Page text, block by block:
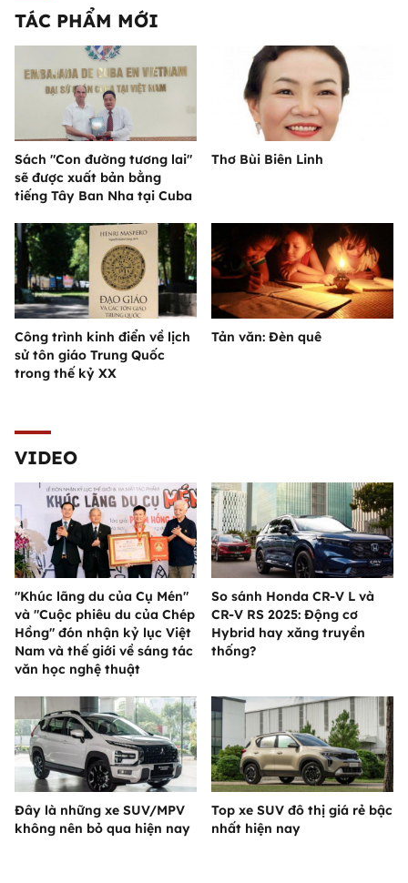
TÁC PHẨM MỚI
Sách "Con đường tương lai"
sẽ được xuất bản bằng
tiếng Tây Ban Nha tại Cuba
Thơ Bùi Biên Linh
Công trình kinh điển về lịch
sử tôn giáo Trung Quốc
trong thế kỷ XX
Tản văn: Đèn quê
VIDEO
"Khúc lãng du của Cụ Mén"
và "Cuộc phiêu du của Chép
Hồng" đón nhận kỷ lục Việt
Nam và thế giới về sáng tác
văn học nghệ thuật
So sánh Honda CR-V L và
CR-V RS 2025: Động cơ
Hybrid hay xăng truyền
thống?
Đây là những xe SUV/MPV
không nên bỏ qua hiện nay
Top xe SUV đô thị giá rẻ bậc
nhất hiện nay